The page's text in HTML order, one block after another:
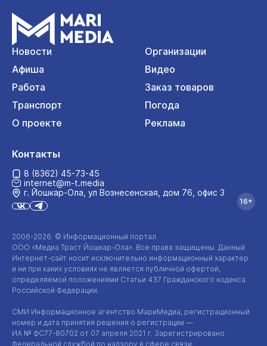
Новости
Организации
Афиша
Видео
Работа
Заказ товаров
Транспорт
Погода
О проекте
Реклама
2006-2026 © Информационный портал
ООО «Медиа Траст Йошкар-Ола». Все права защищены. Данный
Интернет-сайт носит исключительно информационный характер
и ни при каких условиях не является публичной офертой,
определяемой положениями Статьи 437 Гражданского кодекса
Российской Федерации.
СМИ Информационное агентство МариМедиа, регистрационный
номер и дата принятия решения о регистрации —
ИА № ФС77-80702 от 07 апреля 2021 г. Зарегистрировано
Федеральной службой по надзору в сфере связи,
Контакты
8 (8362) 45-73-45
internet@m-t.media
г. Йошкар‑Ола, ул Вознесенская, дом 76, офис 3
16+